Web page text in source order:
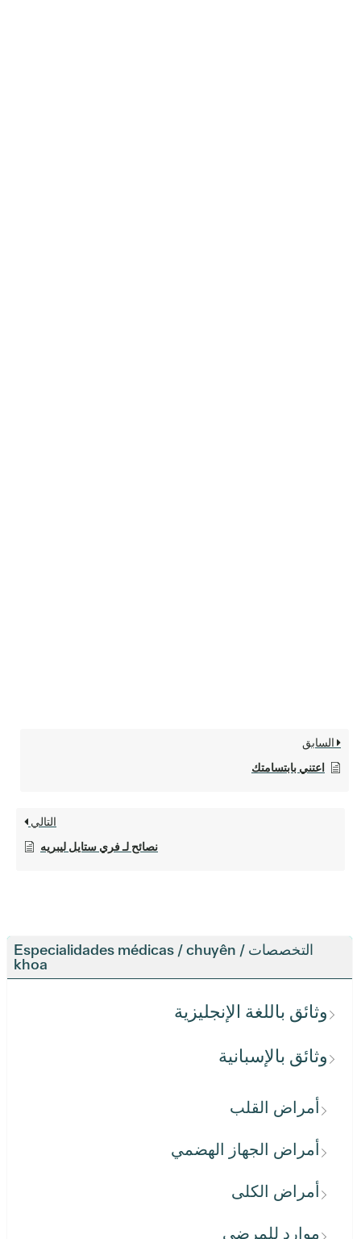
التخصصات / Especialidades médicas / chuyên
khoa
وثائق باللغة الإنجليزية
وثائق بالإسبانية
أمراض القلب
أمراض الجهاز الهضمي
أمراض الكلى
موارد للمرضى
السابق
اعتني بابتسامتك
التالي
نصائح لـ فري ستايل ليبريه